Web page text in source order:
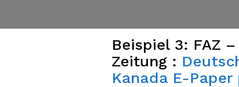
Beispiel 3: FAZ
Zeitung :
Kanada E-